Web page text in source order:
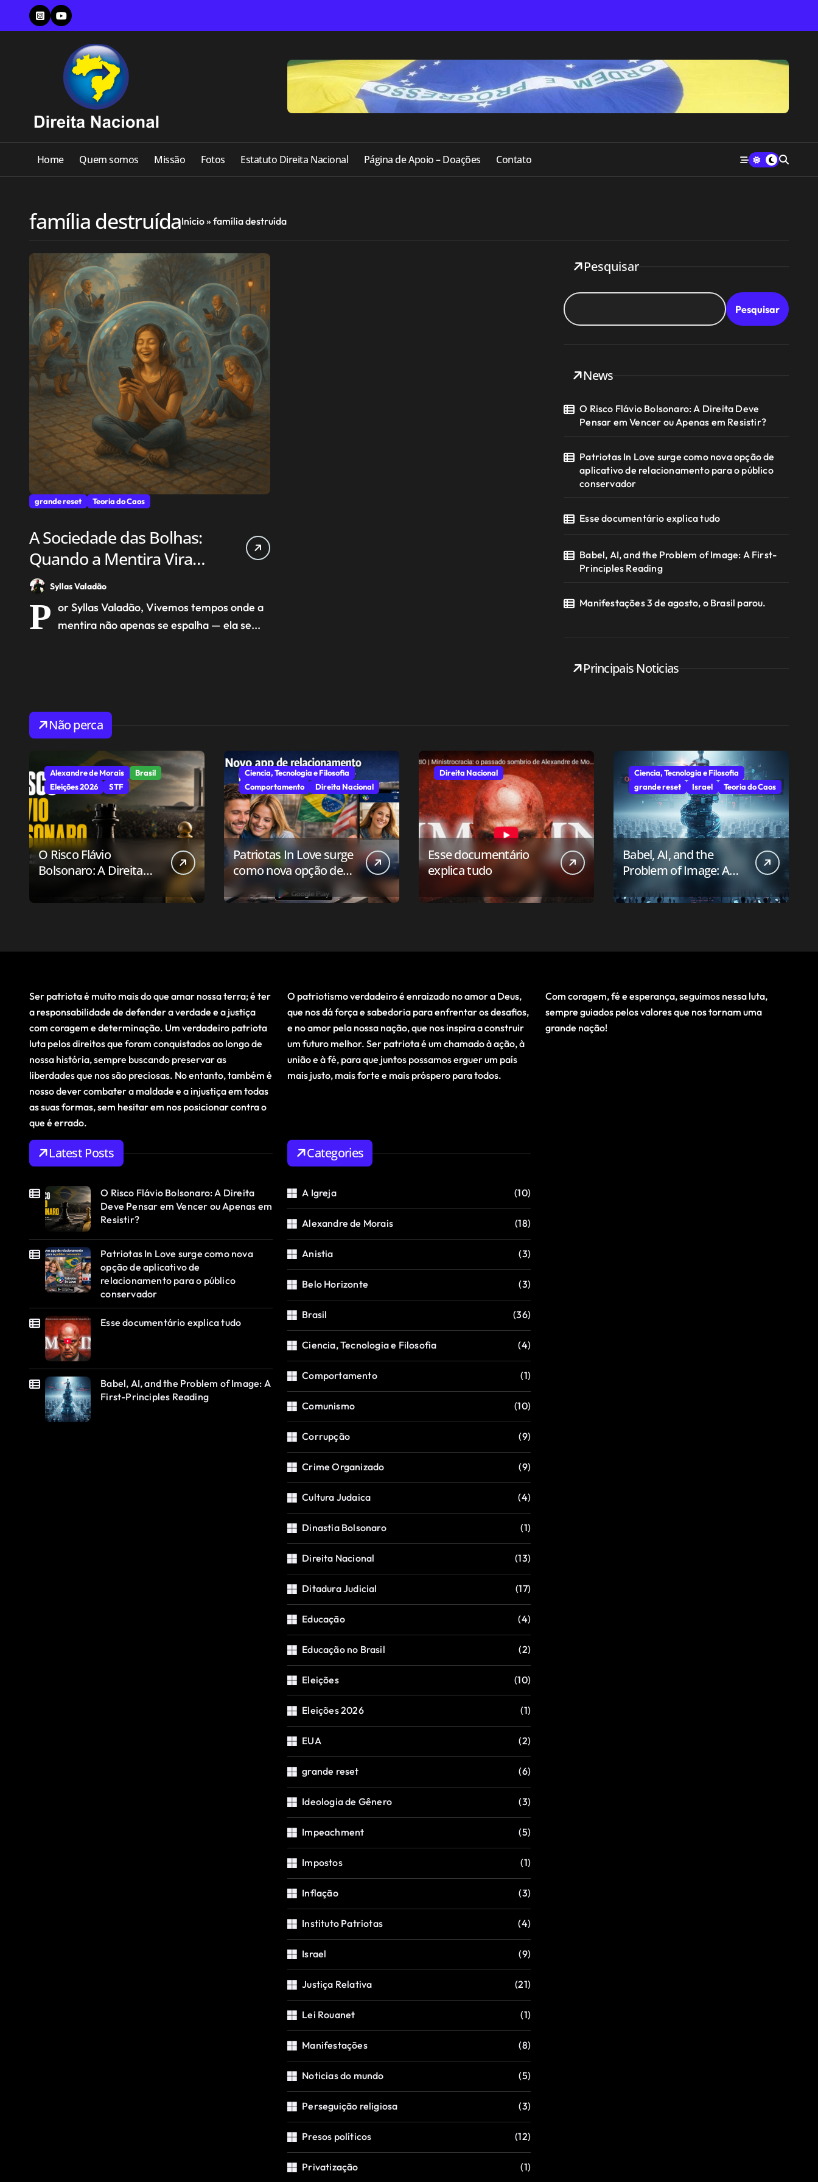
content
Home Quem somos Missão Fotos Estatuto Direita Nacional Página de Apoio – Doações Contato
família destruídaInício»família destruída
grande reset Teoria do Caos
A Sociedade das Bolhas:
Quando a Mentira Vira
Verdade e a Verdade Vira
Ofensa
Syllas Valadão
P or Syllas Valadão, Vivemos tempos onde a
mentira não apenas se espalha — ela se...
Pesquisar
Pesquisar
News
O Risco Flávio Bolsonaro: A Direita Deve
Pensar em Vencer ou Apenas em Resistir?
Patriotas In Love surge como nova opção de
aplicativo de relacionamento para o público
conservador
Esse documentário explica tudo
Babel, AI, and the Problem of Image: A First-
Principles Reading
Manifestações 3 de agosto, o Brasil parou.
Principais Noticias
Não perca
Alexandre de Morais
Brasil
Eleições 2026
STF
O Risco Flávio
Bolsonaro: A Direita
Vencer ou Apenas em
Ciencia, Tecnologia e Filosofia
Comportamento
Direita Nacional
Patriotas In Love surge
como nova opção de
aplicativo de
relacionamento para o
Direita Nacional
Esse documentário
explica tudo
Ciencia, Tecnologia e Filosofia
grande reset
Israel Teoria do Caos
Babel, AI, and the
Problem of Image: A
Ser patriota é muito mais do que amar nossa terra; é ter
a responsabilidade de defender a verdade e a justiça
com coragem e determinação. Um verdadeiro patriota
luta pelos direitos que foram conquistados ao longo de
nossa história, sempre buscando preservar as
liberdades que nos são preciosas. No entanto, também é
nosso dever combater a maldade e a injustiça em todas
as suas formas, sem hesitar em nos posicionar contra o
que é errado.
O patriotismo verdadeiro é enraizado no amor a Deus,
que nos dá força e sabedoria para enfrentar os desafios,
e no amor pela nossa nação, que nos inspira a construir
um futuro melhor. Ser patriota é um chamado à ação, à
união e à fé, para que juntos possamos erguer um país
mais justo, mais forte e mais próspero para todos.
Com coragem, fé e esperança, seguimos nessa luta,
sempre guiados pelos valores que nos tornam uma
grande nação!
Latest Posts
O Risco Flávio Bolsonaro: A Direita
Deve Pensar em Vencer ou Apenas em
Resistir?
Patriotas In Love surge como nova
opção de aplicativo de
relacionamento para o público
conservador
Esse documentário explica tudo
Babel, AI, and the Problem of Image: A
First-Principles Reading
Categories
A Igreja (10)
Alexandre de Morais (18)
Anistia (3)
Belo Horizonte (3)
Brasil (36)
Ciencia, Tecnologia e Filosofia (4)
Comportamento (1)
Comunismo (10)
Corrupção (9)
Crime Organizado (9)
Cultura Judaica (4)
Dinastia Bolsonaro (1)
Direita Nacional (13)
Ditadura Judicial (17)
Educação (4)
Educação no Brasil (2)
Eleições (10)
Eleições 2026 (1)
EUA (2)
grande reset (6)
Ideologia de Gênero (3)
Impeachment (5)
Impostos (1)
Inflação (3)
Instituto Patriotas (4)
Israel (9)
Justiça Relativa (21)
Lei Rouanet (1)
Manifestações (8)
Noticias do mundo (5)
Perseguição religiosa (3)
Presos políticos (12)
Privatização (1)